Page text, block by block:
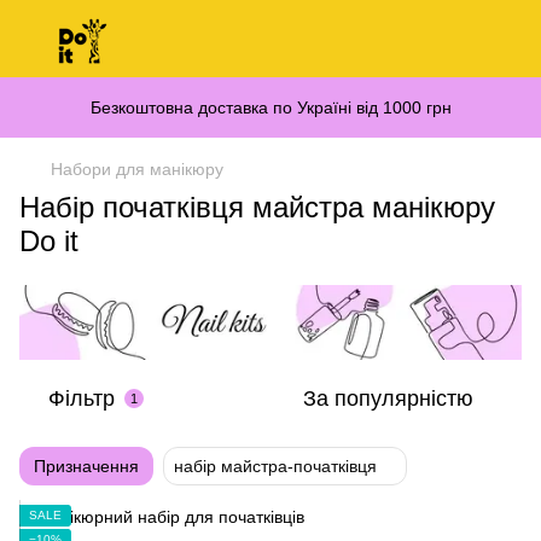
Безкоштовна доставка по Україні від 1000 грн
Набори для манікюру
Набір початківця майстра манікюру
Do it
Фільтр 1 За популярністю
Призначення набір майстра-початківця
SALE